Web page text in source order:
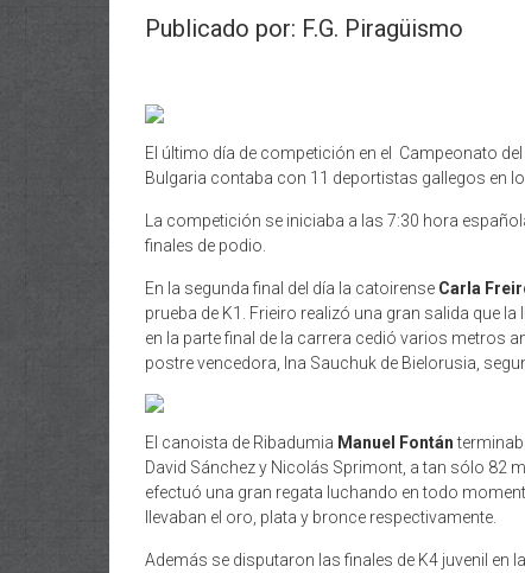
Publicado por: F.G. Piragüismo
El último día de competición en el Campeonato
Bulgaria contaba con 11 deportistas gallegos en
La competición se iniciaba a las 7:30 hora
finales de podio.
En la segunda final del día la catoirense Carla
prueba de K1. Frieiro realizó una gran salida que
en la parte final de la carrera cedió varios metros
postre vencedora, Ina Sauchuk de Bielorusia,
El canoista de Ribadumia Manuel Fontán
David Sánchez y Nicolás Sprimont, a tan sólo 82
efectuó una gran regata luchando en todo
llevaban el oro, plata y bronce respectivamente.
Además se disputaron las finales de K4 juvenil en